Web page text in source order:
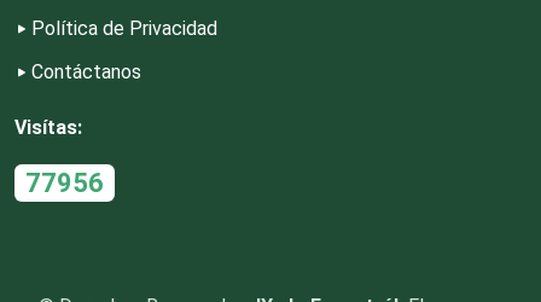
Electricidad y Plomería
Política de Privacidad
Contáctanos
Visítas:
77956